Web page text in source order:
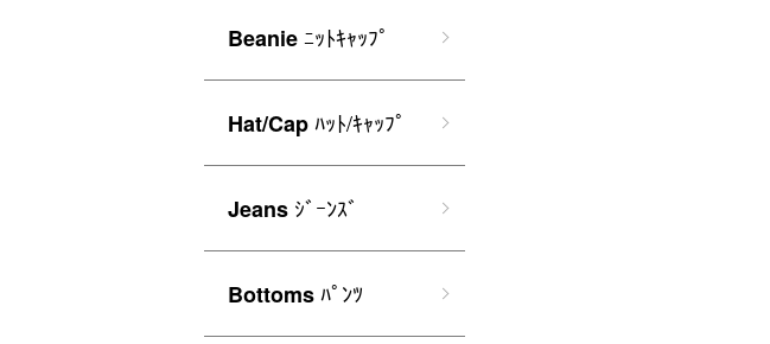
Beanieﾆｯﾄｷｬｯﾌﾟ
Hat/Capﾊｯﾄ/ｷｬｯﾌﾟ
Jeans ｼﾞｰﾝｽﾞ
Bottomsﾊﾟﾝﾂ